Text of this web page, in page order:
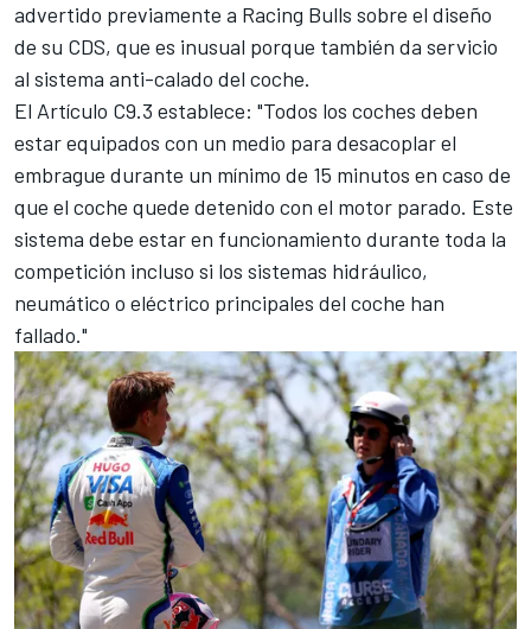
advertido previamente a Racing Bulls sobre el diseño
de su CDS, que es inusual porque también da servicio
al sistema anti-calado del coche.
El Artículo C9.3 establece: "Todos los coches deben
estar equipados con un medio para desacoplar el
embrague durante un mínimo de 15 minutos en caso de
que el coche quede detenido con el motor parado. Este
sistema debe estar en funcionamiento durante toda la
competición incluso si los sistemas hidráulico,
neumático o eléctrico principales del coche han
fallado."